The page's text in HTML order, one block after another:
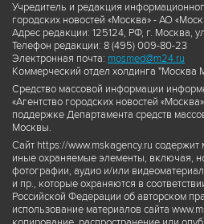
Учредитель и редакция
городских новостей «Москва» - АО
Адрес редакции: 125124, РФ, г. Москва,
Телефон редакции: 8 (495) 009-80-23
Электронная почта: mosmed@m24.ru
Коммерческий отдел холдинга "Москва
Средство массовой информации
«Агентство городских новостей
поддержке Департамента средств
Москвы.
Сайт https://www.mskagency.ru
иные охраняемые элементы, включая,
фотографии, аудио и/или
и пр., которые охраняются в
Российской Федерации об авторском
использование материалов сайта